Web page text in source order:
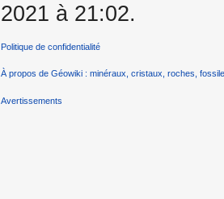
2021 à 21:02.
Politique de confidentialité
À propos de Géowiki : minéraux, cristaux, roches,
Avertissements